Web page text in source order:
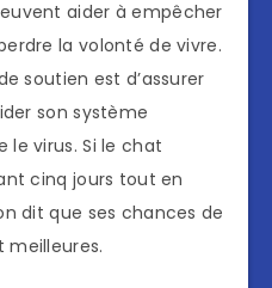
aider à empêcher
la volonté de vivre.
soutien est d’assurer
son système
virus. Si le chat
cinq jours tout en
dit que ses chances de